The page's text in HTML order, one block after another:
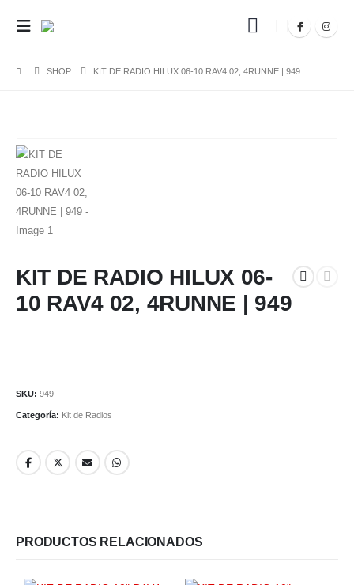
SHOP KIT DE RADIO HILUX 06-10 RAV4 02, 4RUNNE | 949
KIT DE RADIO HILUX 06-
10 RAV4 02, 4RUNNE | 949
SKU: 949
Categoría: Kit de Radios
PRODUCTOS RELACIONADOS